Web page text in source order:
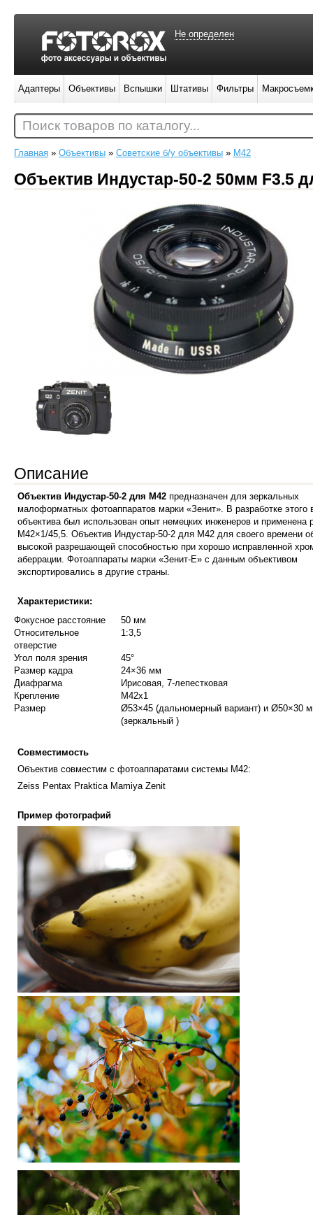
Главная » Объективы » Советские б/у объективы » M42
Объектив Индустар-50-2 50мм F3.5
Описание
Объектив Индустар-50-2 для M42 предназначен для зеркальных
малоформатных фотоаппаратов марки «Зенит». В разработке этого
объектива был использован опыт немецких инженеров и применена
M42×1/45,5. Объектив Индустар-50-2 для M42 для своего времени
высокой разрешающей способностью при хорошо исправленной
аберрации. Фотоаппараты марки «Зенит-Е» с данным объективом
экспортировались в другие страны.
Характеристики:
Фокусное расстояние
50 мм
Относительное
отверстие
1:3,5
Угол поля зрения
45°
Размер кадра
24×36 мм
Диафрагма
Ирисовая, 7-лепестковая
Крепление
M42х1
Размер
Ø53×45 (дальномерный вариант) и Ø50×30
(зеркальный )
Совместимость
Объектив совместим с фотоаппаратами системы М42:
Zeiss Pentax Praktica Mamiya Zenit
Пример фотографий
Не определен
Адаптеры Объективы Вспышки Штативы Фильтры
Поиск товаров по каталогу...